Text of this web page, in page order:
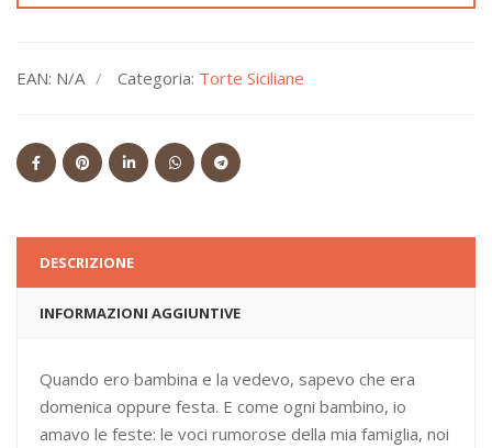
EAN: N/A Categoria: Torte Siciliane
DESCRIZIONE
INFORMAZIONI AGGIUNTIVE
Quando ero bambina e la vedevo, sapevo che era
domenica oppure festa. E come ogni bambino, io
amavo le feste: le voci rumorose della mia famiglia, noi